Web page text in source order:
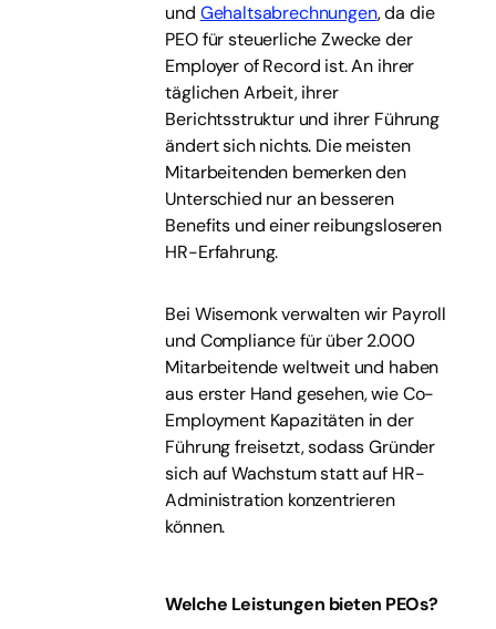
und Gehaltsabrechnungen, da die
PEO für steuerliche Zwecke der
Employer of Record ist. An ihrer
täglichen Arbeit, ihrer
Berichtsstruktur und ihrer Führung
ändert sich nichts. Die meisten
Mitarbeitenden bemerken den
Unterschied nur an besseren
Benefits und einer reibungsloseren
HR-Erfahrung.
Bei Wisemonk verwalten wir Payroll
und Compliance für über 2.000
Mitarbeitende weltweit und haben
aus erster Hand gesehen, wie Co-
Employment Kapazitäten in der
Führung freisetzt, sodass Gründer
sich auf Wachstum statt auf HR-
Administration konzentrieren
können.
Welche Leistungen bieten PEOs?